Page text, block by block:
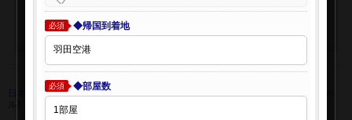
日本旅行 トップ>海外航空券+ホテル>海外航空券検索 (海外航空券+ホテ
必須 ◆帰国到着地
必須 ◆部屋数